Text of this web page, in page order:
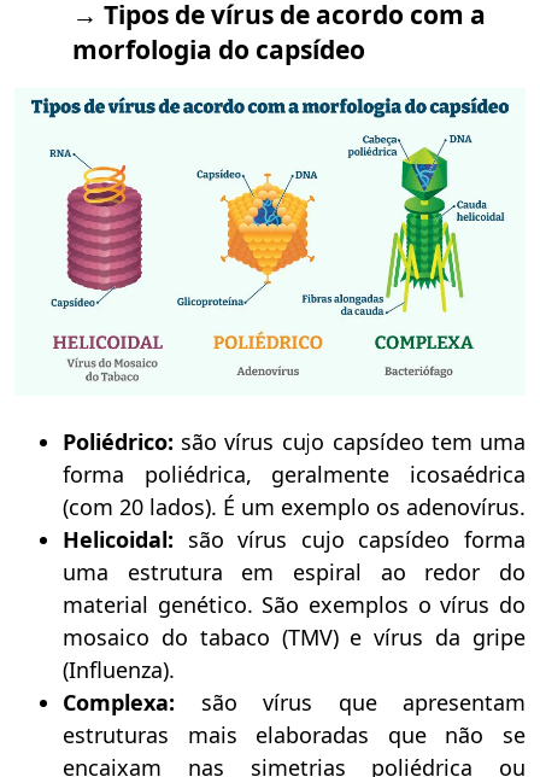
→ Tipos de vírus de acordo com a
morfologia do capsídeo
Poliédrico: são vírus cujo capsídeo tem uma
forma poliédrica, geralmente icosaédrica
(com 20 lados). É um exemplo os adenovírus.
Helicoidal: são vírus cujo capsídeo forma
uma estrutura em espiral ao redor do
material genético. São exemplos o vírus do
mosaico do tabaco (TMV) e vírus da gripe
(Influenza).
Complexa: são vírus que apresentam
estruturas mais elaboradas que não se
encaixam nas simetrias poliédrica ou